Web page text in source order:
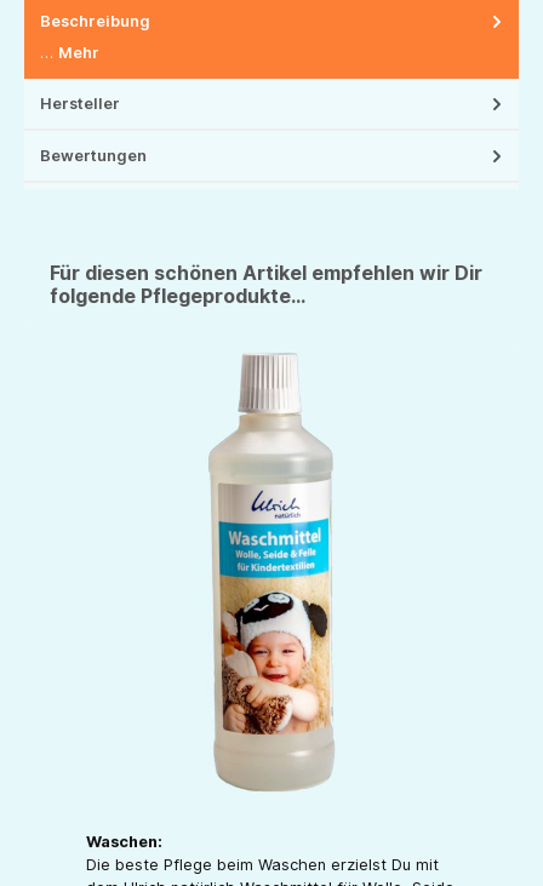
Beschreibung
… Mehr
Hersteller
Bewertungen
Für diesen schönen Artikel empfehlen wir Dir
folgende Pflegeprodukte...
Waschen:
Die beste Pflege beim Waschen erzielst Du mit